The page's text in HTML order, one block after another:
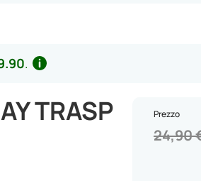
.
TRASP Prezzo
24,90